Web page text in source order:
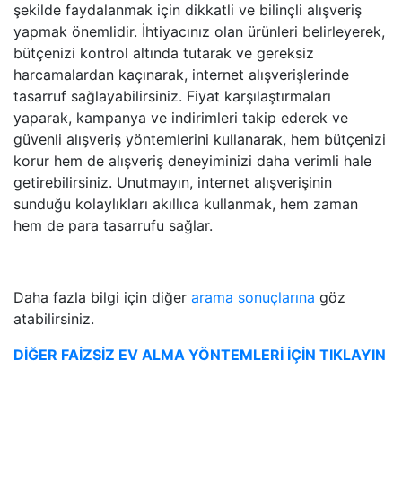
şekilde faydalanmak için dikkatli ve bilinçli alışveriş
yapmak önemlidir. İhtiyacınız olan ürünleri belirleyerek,
bütçenizi kontrol altında tutarak ve gereksiz
harcamalardan kaçınarak, internet alışverişlerinde
tasarruf sağlayabilirsiniz. Fiyat karşılaştırmaları
yaparak, kampanya ve indirimleri takip ederek ve
güvenli alışveriş yöntemlerini kullanarak, hem bütçenizi
korur hem de alışveriş deneyiminizi daha verimli hale
getirebilirsiniz. Unutmayın, internet alışverişinin
sunduğu kolaylıkları akıllıca kullanmak, hem zaman
hem de para tasarrufu sağlar.
Daha fazla bilgi için diğer arama sonuçlarına göz
atabilirsiniz.
DİĞER FAİZSİZ EV ALMA YÖNTEMLERİ İÇİN TIKLAYIN